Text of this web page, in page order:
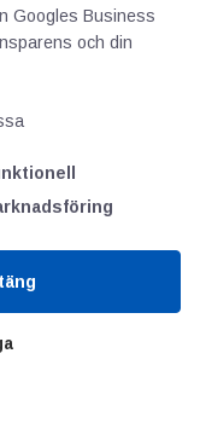
Googles Business
och din